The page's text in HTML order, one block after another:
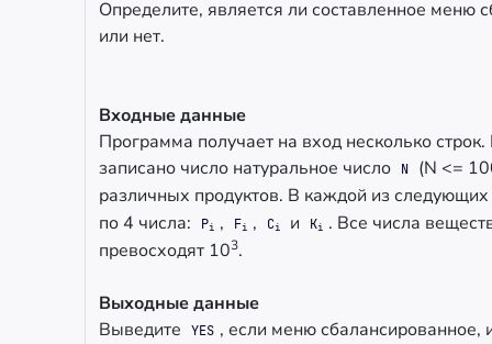
Определите, является ли составленное меню
или нет.
Входные данные
Программа получает на вход несколько
записано число натуральное число
N
(N <=
различных продуктов. В каждой из следующих
по 4 числа:
Pi , Fi , Ci и Ki . Все числа
превосходят 103.
Выходные данные
Выведите
YES , если меню сбалансированное,